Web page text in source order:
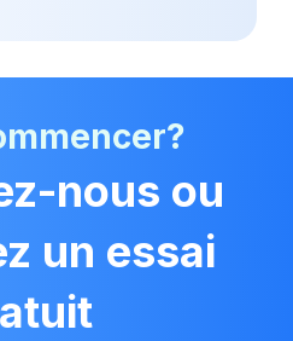
nous ou
un essai